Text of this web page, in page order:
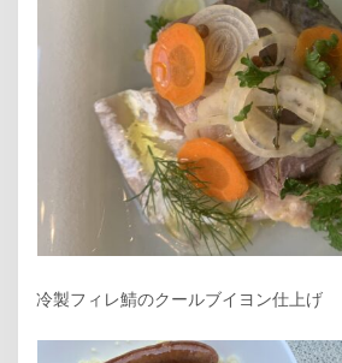
冷製フィレ鯖のクールブイヨン仕上げ